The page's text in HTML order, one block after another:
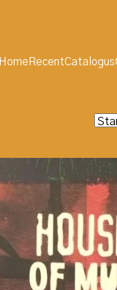
Home RecentCatalogus
Zoeken
naar:
Ga